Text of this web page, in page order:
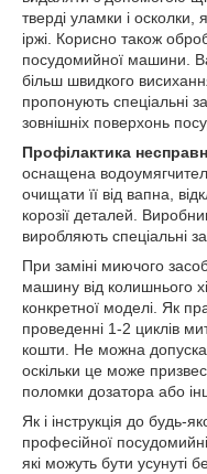
тверді уламки і осколки,
іржі. Корисно також
посудомийної машини.
більш швидкого
пропонують спеціальні
зовнішніх поверхонь
Профілактика
оснащена
очищати її від вапна,
корозії деталей.
виробляють спеціальні
При заміні миючого
машину від колишнього
конкретної моделі. Як
проведенні 1-2 циклів
кошти. Не можна
оскільки це може
поломки дозатора або
Як і інструкція до будь-
професійної
які можуть бути усунуті